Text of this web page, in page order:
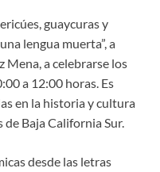
guaycuras y
lengua muerta”, a
Mena, a celebrarse los
a 12:00 horas. Es
en la historia y cultura
Baja California Sur.
desde las letras